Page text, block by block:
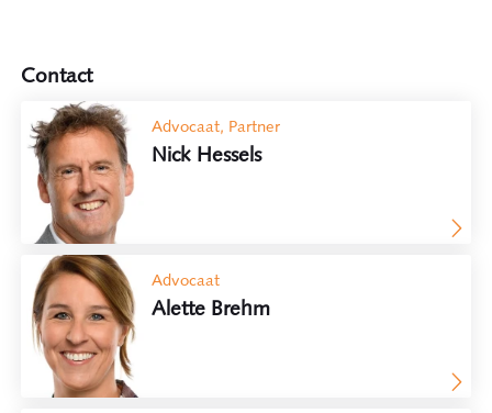
Contact
Advocaat, Partner
Nick Hessels
Advocaat
Alette Brehm